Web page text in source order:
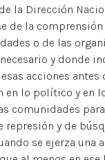
la Dirección
de la
o de las
y donde
acciones antes
en lo político y en
comunidades
represión y de
se ejerza una